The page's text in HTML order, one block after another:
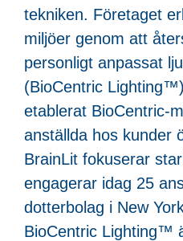
tekniken. Företaget
miljöer genom att
personligt anpassat
(BioCentric
etablerat BioCentric-
anställda hos kunder
BrainLit fokuserar
engagerar idag 25
dotterbolag i New
BioCentric Lighting™